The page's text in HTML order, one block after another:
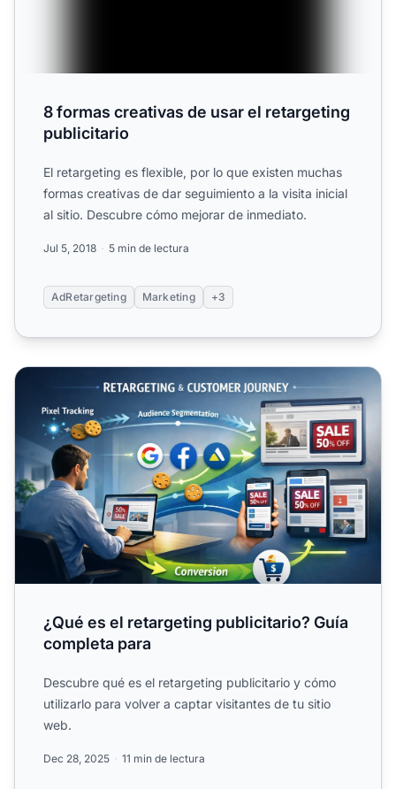
8 formas creativas de usar el retargeting
publicitario
El retargeting es flexible, por lo que existen muchas
formas creativas de dar seguimiento a la visita inicial
al sitio. Descubre cómo mejorar de inmediato.
Jul 5, 2018 5 min de lectura
AdRetargeting Marketing +3
¿Qué es el retargeting publicitario? Guía completa para
¿Qué es el retargeting publicitario? Guía
completa para
Descubre qué es el retargeting publicitario y cómo
utilizarlo para volver a captar visitantes de tu sitio
web.
Dec 28, 2025 11 min de lectura